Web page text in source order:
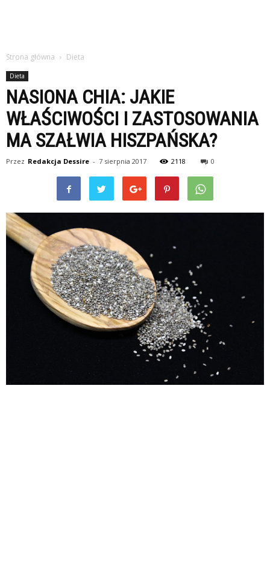
Strona główna Dieta
Dieta
NASIONA CHIA: JAKIE
WŁAŚCIWOŚCI I ZASTOSOWANIA
MA SZAŁWIA HISZPAŃSKA?
Przez Redakcja Dessire - 7 sierpnia 2017 2118 0